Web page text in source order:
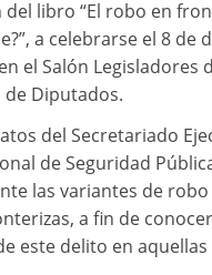
libro “El robo en
a celebrarse el 8 de
el Salón Legisladores
de Diputados.
del Secretariado
de Seguridad
las variantes de robo
a fin de
este delito en aquellas